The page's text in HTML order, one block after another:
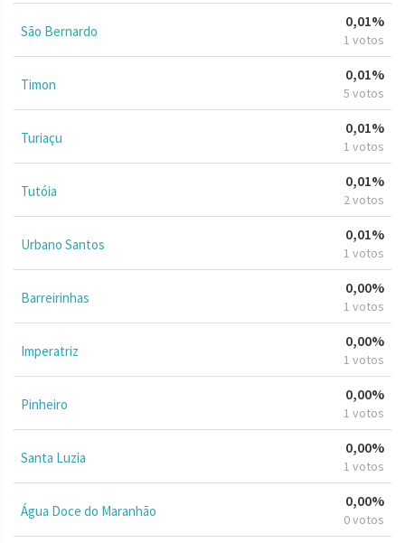
São Bernardo
0,01%
1 votos
Timon
0,01%
5 votos
Turiaçu
0,01%
1 votos
Tutóia
0,01%
2 votos
Urbano Santos
0,01%
1 votos
Barreirinhas
0,00%
1 votos
Imperatriz
0,00%
1 votos
Pinheiro
0,00%
1 votos
Santa Luzia
0,00%
1 votos
Água Doce do Maranhão
0,00%
0 votos